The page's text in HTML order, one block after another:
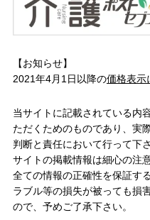
【お知らせ】
2021年4月1日以降の価格表示
当サイトに記載されている内
ただくためのものであり、実
判断と責任において行って下
サイトの掲載情報は細心の注
全ての情報の正確性を保証す
ラブル等の損失が被っても損
ので、予めご了承下さい。